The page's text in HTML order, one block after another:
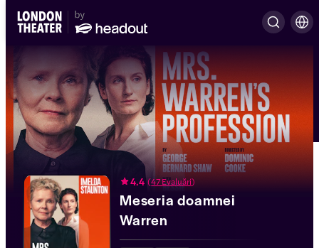
4.4 (47 Evaluări)
Meseria doamnei
Warren